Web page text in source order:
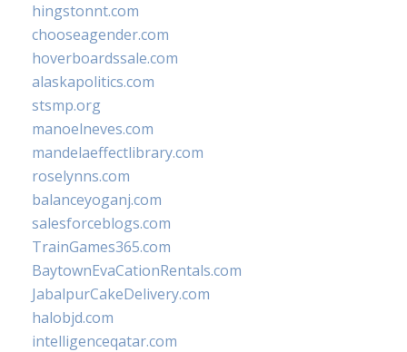
hingstonnt.com
chooseagender.com
hoverboardssale.com
alaskapolitics.com
stsmp.org
manoelneves.com
mandelaeffectlibrary.com
roselynns.com
balanceyoganj.com
salesforceblogs.com
TrainGames365.com
BaytownEvaCationRentals.com
JabalpurCakeDelivery.com
halobjd.com
intelligenceqatar.com